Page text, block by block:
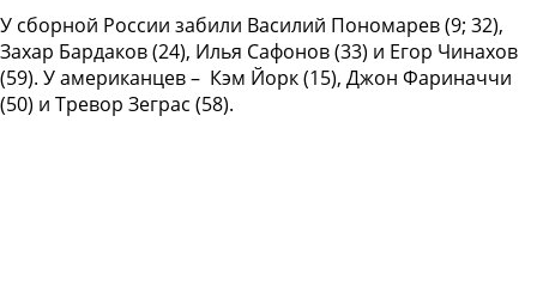
У сборной России забили Василий Пономарев (9; 32),
Захар Бардаков (24), Илья Сафонов (33) и Егор Чинахов
(59). У американцев – Кэм Йорк (15), Джон Фариначчи
(50) и Тревор Зеграс (58).